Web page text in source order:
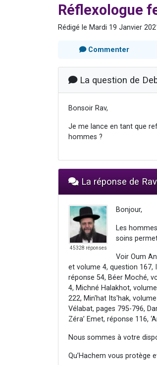
Réflexologue
Rédigé le Mardi 19 Janvier
Commenter
La question de
Bonsoir Rav,
Je me lance en tant que
hommes ?
La réponse de Rav
45328 réponses
Bonjour,
Les
soins
Voir Oum
et volume 4, question 167,
réponse 54, Béer Moché,
4, Michné Halakhot,
222, Min'hat Its'hak,
Vélabat, pages 795-796,
Zéra’ Emet, réponse 116,
Nous sommes à votre
Qu’Hachem vous protège